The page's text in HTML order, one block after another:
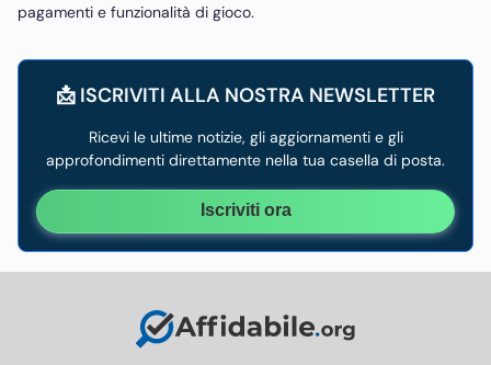
pagamenti e funzionalità di gioco.
📩 ISCRIVITI ALLA NOSTRA NEWSLETTER
Ricevi le ultime notizie, gli aggiornamenti e gli
approfondimenti direttamente nella tua casella di posta.
Iscriviti ora